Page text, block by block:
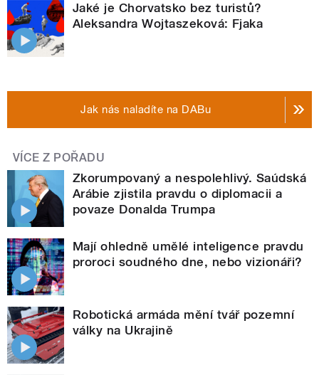
Jaké je Chorvatsko bez turistů?
Aleksandra Wojtaszeková: Fjaka
Jak nás naladíte na DABu
VÍCE Z POŘADU
Zkorumpovaný a nespolehlivý. Saúdská
Arábie zjistila pravdu o diplomacii a
povaze Donalda Trumpa
Mají ohledně umělé inteligence pravdu
proroci soudného dne, nebo vizionáři?
Robotická armáda mění tvář pozemní
války na Ukrajině